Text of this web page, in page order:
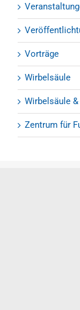
Vorträge
Wirbelsäule
Wirbelsäule
Zentrum für